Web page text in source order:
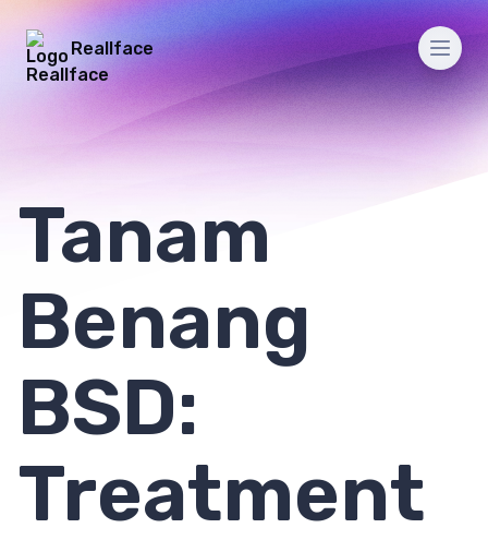
Reallface
Tanam
Benang
BSD:
Treatment